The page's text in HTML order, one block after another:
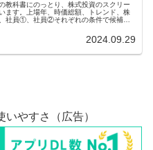
教科書にのっとり、株式投資のスクリー
ます。上場年、時価総額、トレンド、株
社員①、社員②それぞれの条件で候補を
り換えようかと悩み中です。2024.09.29
いやすさ（広告）